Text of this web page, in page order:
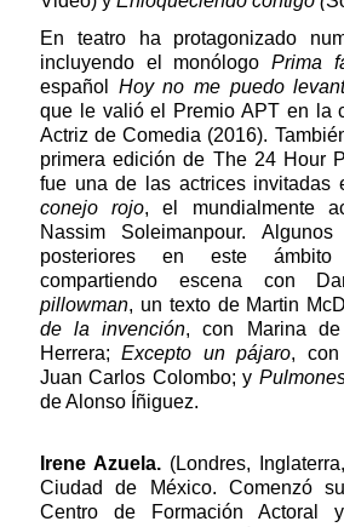
En teatro ha protagonizado
incluyendo el monólogoPrima
español Hoy no me puedo
que le valió el Premio APT en la
Actriz de Comedia (2016).
primera edición de The 24 Hour
fue una de las actrices invitadas
conejo rojo, el mundialmente
Nassim Soleimanpour.
posteriores en este
compartiendo escena con
pillowman, un texto de Martin
de la invención, con Marina
Herrera; Excepto un pájaro, con
Juan Carlos Colombo; y
de Alonso Íñiguez.
Irene Azuela. (Londres,
Ciudad de México. Comenzó
Centro de Formación Actoral